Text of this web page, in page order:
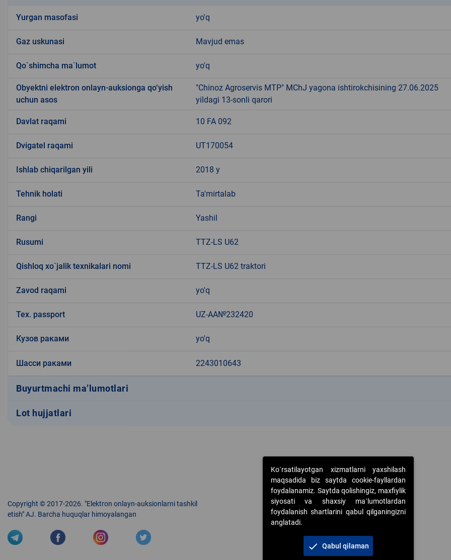
Yurgan masofasi yo'q
Gaz uskunasi Mavjud emas
Qo`shimcha ma`lumot yo'q
Obyektni elektron onlayn-auksionga qo‘yish
uchun asos
"Chinoz Agroservis MTP" MChJ yagona ishtirokchisining 27.06.2025
yildagi 13-sonli qarori
Davlat raqami 10 FA 092
Dvigatel raqami UT170054
Ishlab chiqarilgan yili 2018 y
Tehnik holati Ta'mirtalab
Rangi Yashil
Rusumi TTZ-LS U62
Qishloq xo`jalik texnikalari nomi TTZ-LS U62 traktori
Zavod raqami yo'q
Tex. passport UZ-AA№232420
Кузов раками yo'q
Шасси раками 2243010643
Buyurtmachi ma’lumotlari
Lot hujjatlari
Copyright © 2017-2026. "Elektron onlayn-auksionlarni tashkil
etish" AJ. Barcha huquqlar himoyalangan
Ko`rsatilayotgan xizmatlarni yaxshilash
maqsadida biz saytda cookie-fayllardan
foydalanamiz. Saytda qolishingiz, maxfiylik
siyosati va shaxsiy ma`lumotlardan
foydalanish shartlarini qabul qilganingizni
anglatadi.
check Qabul qilaman